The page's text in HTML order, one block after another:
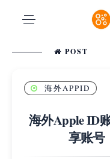
POST
海外APPID
海外Apple ID
享账号